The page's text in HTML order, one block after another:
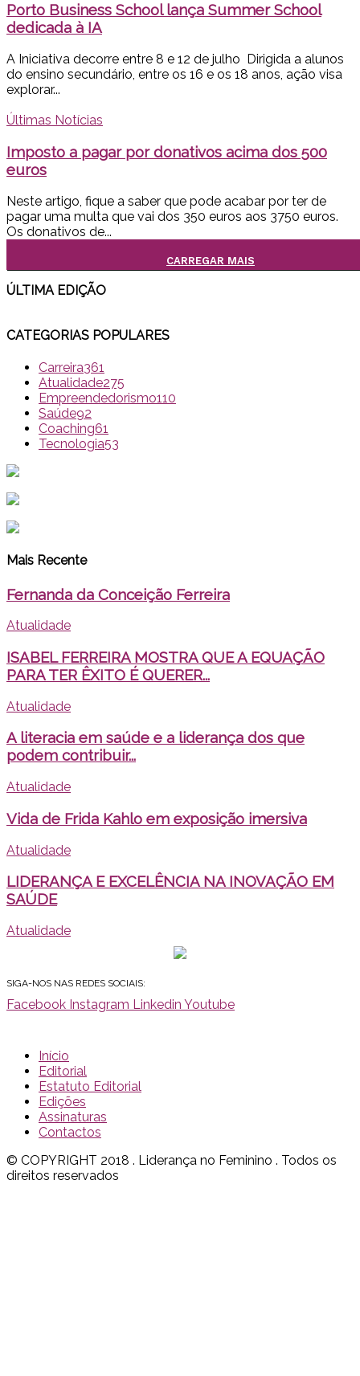
Porto Business School lança Summer School
dedicada à IA
A Iniciativa decorre entre 8 e 12 de julho Dirigida a alunos
do ensino secundário, entre os 16 e os 18 anos, ação visa
explorar...
Últimas Notícias
Imposto a pagar por donativos acima dos 500
euros
Neste artigo, fique a saber que pode acabar por ter de
pagar uma multa que vai dos 350 euros aos 3750 euros.
Os donativos de...
CARREGAR MAIS
ÚLTIMA EDIÇÃO
CATEGORIAS POPULARES
Carreira361
Atualidade275
Empreendedorismo110
Saúde92
Coaching61
Tecnologia53
Mais Recente
Fernanda da Conceição Ferreira
Atualidade
ISABEL FERREIRA MOSTRA QUE A EQUAÇÃO
PARA TER ÊXITO É QUERER...
Atualidade
A literacia em saúde e a liderança dos que
podem contribuir...
Atualidade
Vida de Frida Kahlo em exposição imersiva
Atualidade
LIDERANÇA E EXCELÊNCIA NA INOVAÇÃO EM
SAÚDE
Atualidade
SIGA-NOS NAS REDES SOCIAIS:
Facebook Instagram Linkedin Youtube
Início
Editorial
Estatuto Editorial
Edições
Assinaturas
Contactos
© COPYRIGHT 2018 . Liderança no Feminino . Todos os
direitos reservados